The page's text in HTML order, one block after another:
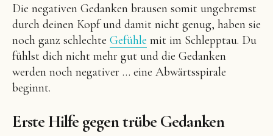
Die negativen Gedanken brausen somit ungebremst
durch deinen Kopf und damit nicht genug, haben sie
noch ganz schlechte Gefühle mit im Schlepptau. Du
fühlst dich nicht mehr gut und die Gedanken
werden noch negativer … eine Abwärtsspirale
beginnt.
Erste Hilfe gegen trübe Gedanken